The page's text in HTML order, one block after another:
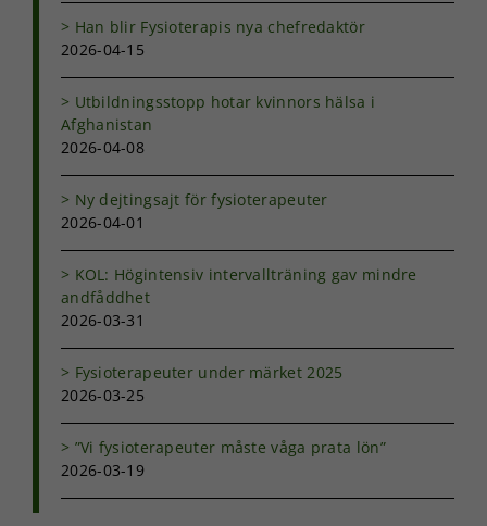
Han blir Fysioterapis nya chefredaktör
2026-04-15
Utbildningsstopp hotar kvinnors hälsa i
Afghanistan
2026-04-08
Ny dejtingsajt för fysioterapeuter
2026-04-01
KOL: Högintensiv intervallträning gav mindre
andfåddhet
2026-03-31
Fysioterapeuter under märket 2025
2026-03-25
”Vi fysioterapeuter måste våga prata lön”
2026-03-19